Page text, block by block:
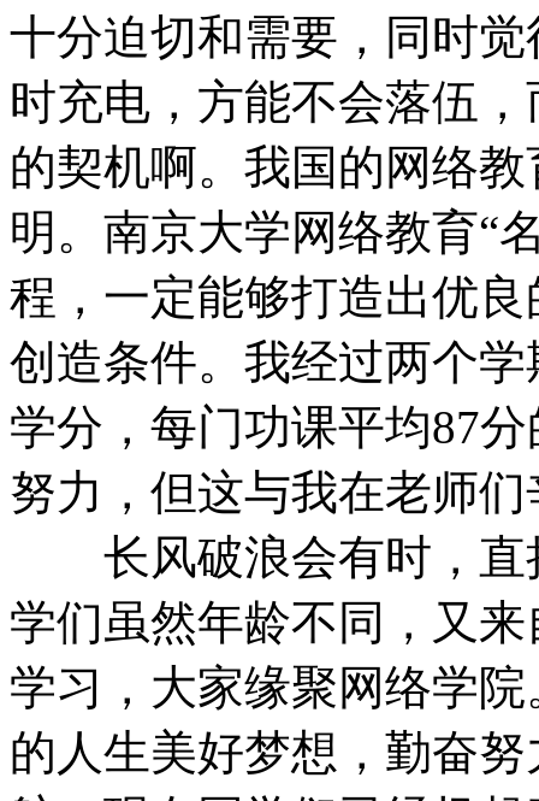
十分迫切和需要，同时
时充电，方能不会落伍
的契机啊。我国的网络
明。南京大学网络教育“
程，一定能够打造出优
创造条件。我经过两个
学分，每门功课平均87
努力，但这与我在老师
长风破浪会有时，直
学们虽然年龄不同，又
学习，大家缘聚网络学
的人生美好梦想，勤奋